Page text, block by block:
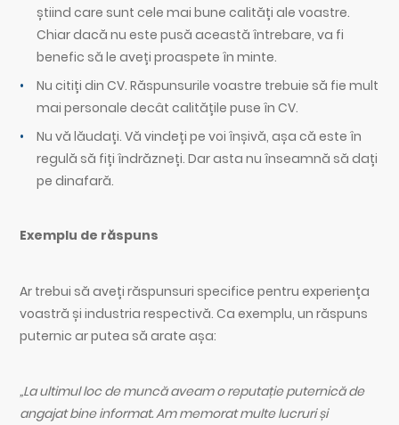
știind care sunt cele mai bune calități ale voastre.
Chiar dacă nu este pusă această întrebare, va fi
benefic să le aveți proaspete în minte.
Nu citiți din CV. Răspunsurile voastre trebuie să fie mult
mai personale decât calitățile puse în CV.
Nu vă lăudați. Vă vindeți pe voi înșivă, așa că este în
regulă să fiți îndrăzneți. Dar asta nu înseamnă să dați
pe dinafară.
Exemplu de răspuns
Ar trebui să aveți răspunsuri specifice pentru experiența
voastră și industria respectivă. Ca exemplu, un răspuns
puternic ar putea să arate așa:
„La ultimul loc de muncă aveam o reputație puternică de
angajat bine informat. Am memorat multe lucruri și